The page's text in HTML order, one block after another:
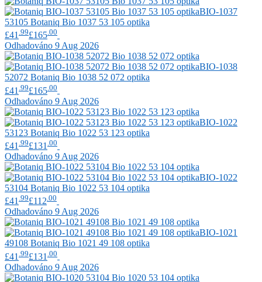
BIO-1037
53105 Botaniq Bio 1037 53 105 optika
£41.99£165.00
Odhadováno 9 Aug 2026
BIO-1038
52072 Botaniq Bio 1038 52 072 optika
£41 .99£165 .00
Odhadováno 9 Aug 2026
BIO-1022
53123 Botaniq Bio 1022 53 123 optika
£41 .99£131 .00
Odhadováno 9 Aug 2026
BIO-1022
53104 Botaniq Bio 1022 53 104 optika
£41 .99£112.00
Odhadováno 9 Aug 2026
BIO-1021
49108 Botaniq Bio 1021 49 108 optika
£41 .99£131 .00
Odhadováno 9 Aug 2026